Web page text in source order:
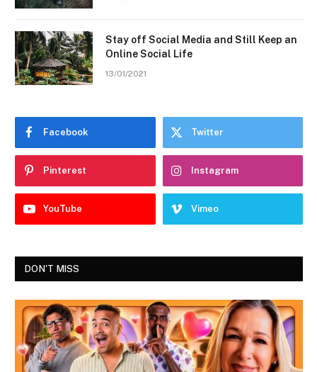
Stay off Social Media and Still Keep an
Online Social Life
13/01/2021
Facebook Twitter
Pinterest Instagram
YouTube Vimeo
DON'T MISS